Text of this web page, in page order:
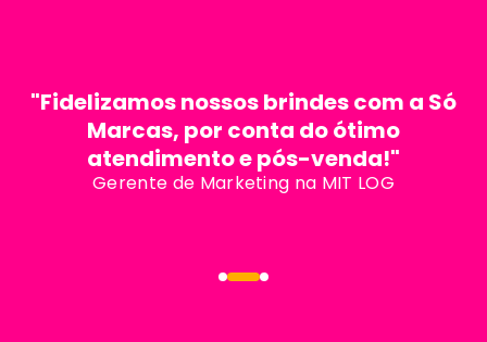
"Fidelizamos nossos brindes com a Só
Marcas, por conta do ótimo